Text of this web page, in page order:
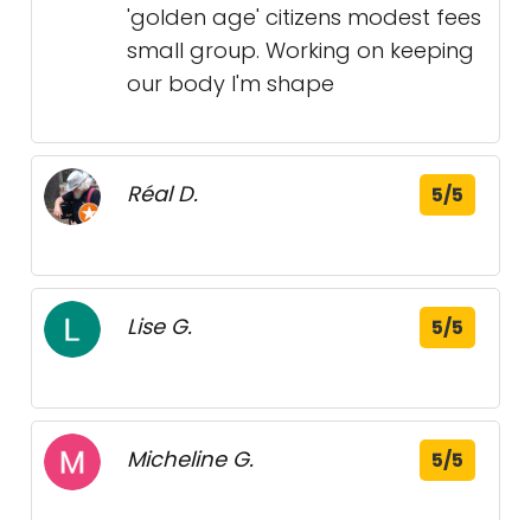
'golden age' citizens modest fees
small group. Working on keeping
our body I'm shape
Réal D. 5/5
Lise G. 5/5
Micheline G. 5/5